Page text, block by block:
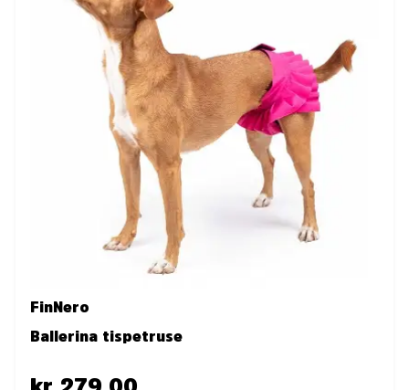
FinNero
Ballerina tispetruse
kr 279.00